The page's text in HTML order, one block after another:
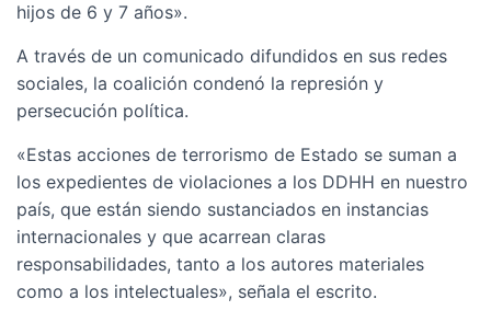
hijos de 6 y 7 años».
A través de un comunicado difundidos en sus redes
sociales, la coalición condenó la represión y
persecución política.
«Estas acciones de terrorismo de Estado se suman a
los expedientes de violaciones a los DDHH en nuestro
país, que están siendo sustanciados en instancias
internacionales y que acarrean claras
responsabilidades, tanto a los autores materiales
como a los intelectuales», señala el escrito.